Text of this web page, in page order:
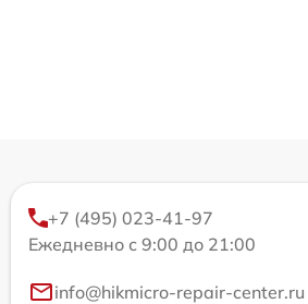
+7 (495) 023-41-97
Ежедневно с 9:00 до 21:00
info@hikmicro-repair-center.ru